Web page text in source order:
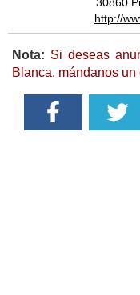
http://
Nota: Si deseas
Blanca, mándanos un